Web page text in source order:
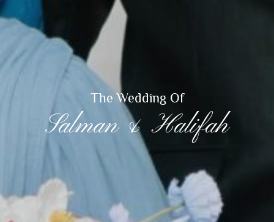
The Wedding Of
Salman & Halifah